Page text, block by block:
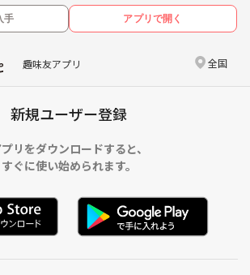
手 アプリで開く
趣味友アプリ 全国
新規ユーザー登録
リをダウンロードすると、
すぐに使い始められます。